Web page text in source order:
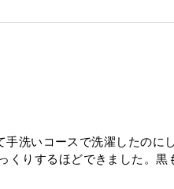
洗いコースで洗濯したのに
りするほどできました。黒